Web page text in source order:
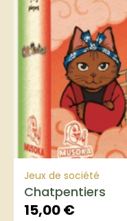
Jeux de société
Chatpentiers
15,00€